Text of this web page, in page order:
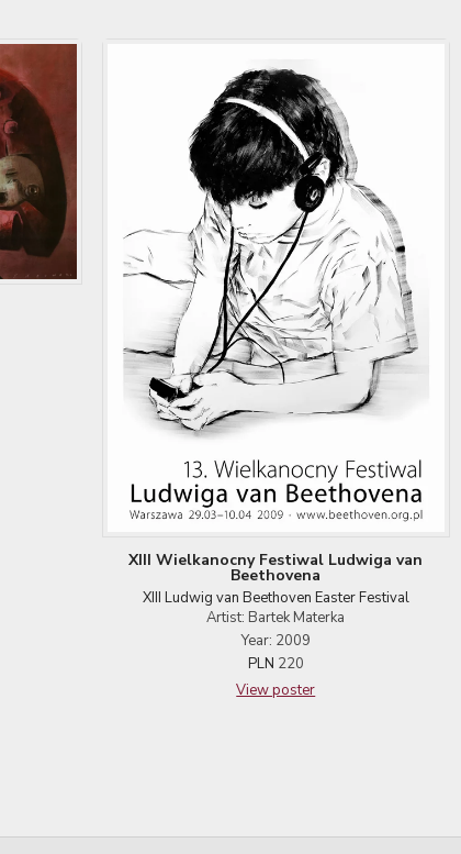
XIII Wielkanocny Festiwal Ludwiga van
Beethovena
XIII Ludwig van Beethoven Easter Festival
Artist: Bartek Materka
Year: 2009
PLN 220
View poster